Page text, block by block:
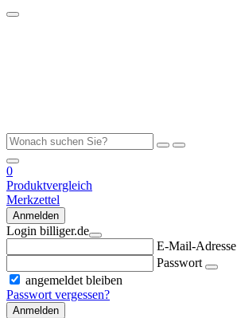
0
Produktvergleich
Merkzettel
Anmelden
Login billiger.de
E-Mail-Adresse
Passwort
angemeldet bleiben
Passwort vergessen?
Anmelden